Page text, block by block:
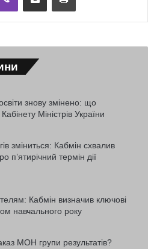
знову змінено: що
Міністрів України
зміниться: Кабмін схвалив
п’ятирічний термін дії
Кабмін визначив ключові
навчального року
МОН групи результатів?